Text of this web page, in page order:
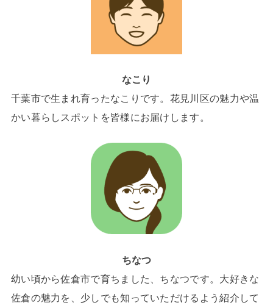
なこり
千葉市で生まれ育ったなこりです。花見川区の魅力や温
かい暮らしスポットを皆様にお届けします。
ちなつ
幼い頃から佐倉市で育ちました、ちなつです。大好きな
佐倉の魅力を、少しでも知っていただけるよう紹介して